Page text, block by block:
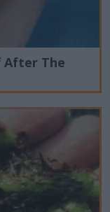
After The